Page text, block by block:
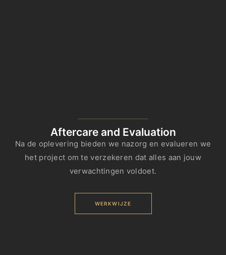
Aftercare and Evaluation
Na de oplevering bieden we nazorg en evalueren we
het project om te verzekeren dat alles aan jouw
verwachtingen voldoet.
WERKWIJZE